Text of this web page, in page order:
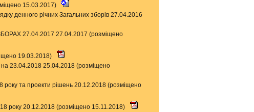
15.03.2017)
денного річних Загальних зборів 27.04.2016
27.04.2017 27.04.2017 (розміщено
19.03.2018)
на 23.04.2018 25.04.2018 (розміщено
року та проекти рішень 20.12.2018 (розміщено
року 20.12.2018 (розміщено 15.11.2018)